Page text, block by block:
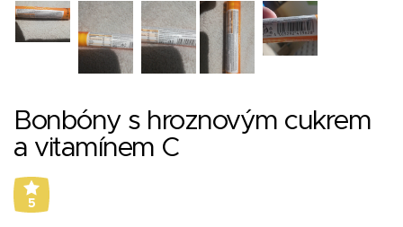
Bonbóny s hroznovým cukrem
a vitamínem C
5